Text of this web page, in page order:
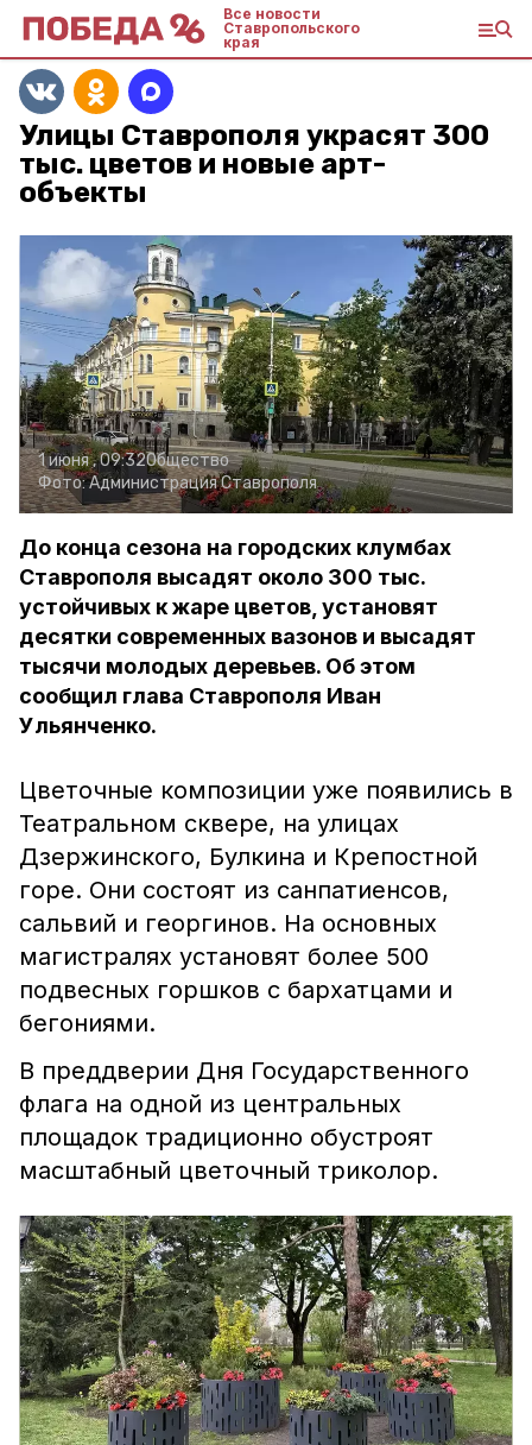
Все новости
Ставропольского
края
Улицы Ставрополя украсят 300
тыс. цветов и новые арт-
объекты
1 июня , 09:32Общество
Фото:Администрация Ставрополя
До конца сезона на городских клумбах
Ставрополя высадят около 300 тыс.
устойчивых к жаре цветов, установят
десятки современных вазонов и высадят
тысячи молодых деревьев. Об этом
сообщил глава Ставрополя Иван
Ульянченко.
Цветочные композиции уже появились в
Театральном сквере, на улицах
Дзержинского, Булкина и Крепостной
горе. Они состоят из санпатиенсов,
сальвий и георгинов. На основных
магистралях установят более 500
подвесных горшков с бархатцами и
бегониями.
В преддверии Дня Государственного
флага на одной из центральных
площадок традиционно обустроят
масштабный цветочный триколор.